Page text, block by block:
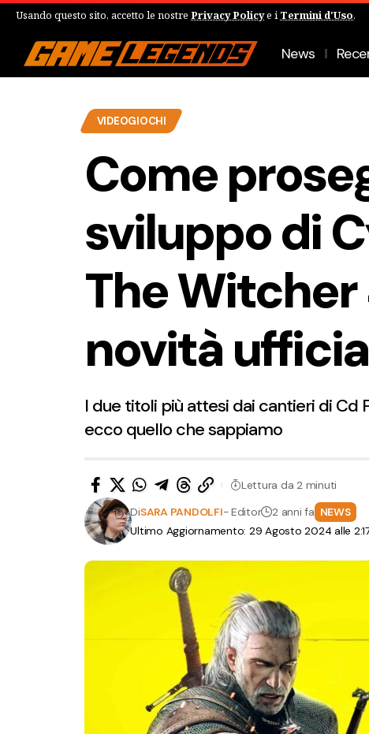
Usando questo sito, accetto le nostre Privacy Policye i Termini d'Uso.
News
VIDEOGIOCHI
Come
sviluppo di
The Witcher
novità
I due titoli più attesi dai cantieri di
ecco quello che sappiamo
Ultimo Aggiornamento: 29 Agosto 2024 alle
DiSARA PANDOLFI- Editor 2 anni fa NEWS
Lettura da 2 minuti